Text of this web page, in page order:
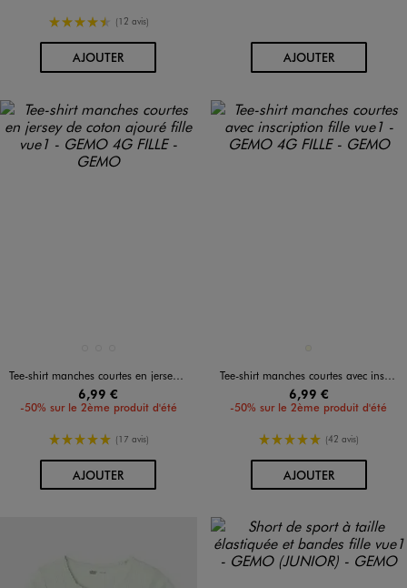
4.5/5 de moyenne
(12 avis)
AJOUTERAU PANIER AJOUTERAU PANIER
Tee-shirt manches courtes en jersey de coton ajouré fille
6,99 €
-50% sur le 2ème produit d'été
5/5 de moyenne
(17 avis)
AJOUTERAU PANIER
Tee-shirt manches courtes avec inscription fille
6,99 €
-50% sur le 2ème produit d'été
5/5 de moyenne
(42 avis)
AJOUTERAU PANIER